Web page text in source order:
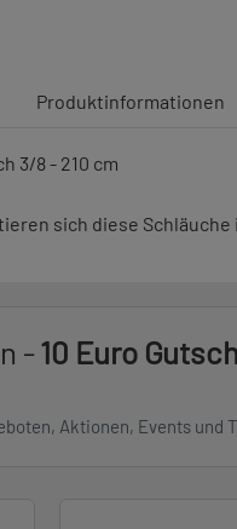
Produktinformationen
3/8 - 210 cm
sich diese
-10 Euro
Aktionen, Events und